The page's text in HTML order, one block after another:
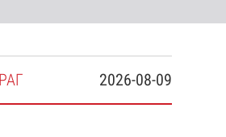
2026-08-09